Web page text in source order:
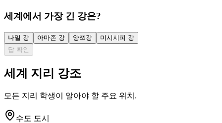
세계에서 가장 긴 강은?
나일 강 아마존 강 양쯔강
미시시피 강
답 확인
세계 지리 강조
모든 지리 학생이 알아야 할 주요 위치.
수도 도시